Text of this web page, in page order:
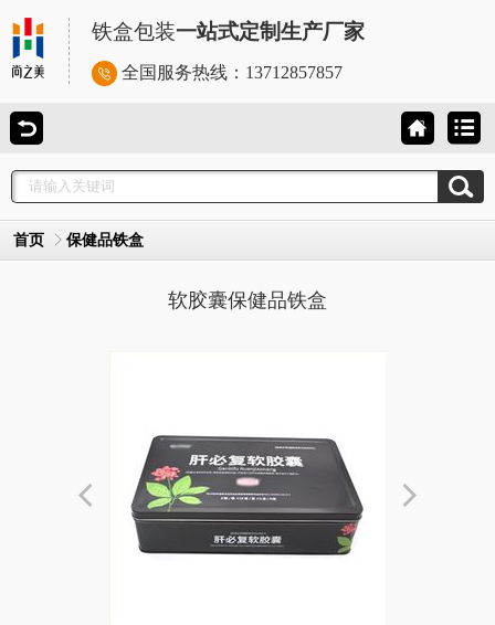
铁盒包装一站式定制生产厂家
全国服务热线： 13712857857
首页 保健品铁盒
软胶囊保健品铁盒